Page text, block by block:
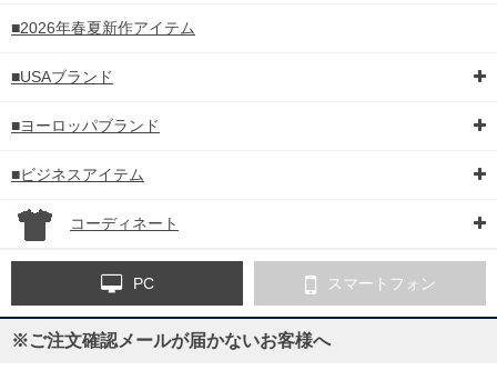
■2026年春夏新作アイテム
■USAブランド
■ヨーロッパブランド
■ビジネスアイテム
コーディネート
PC スマートフォン
※ご注文確認メールが届かないお客様へ